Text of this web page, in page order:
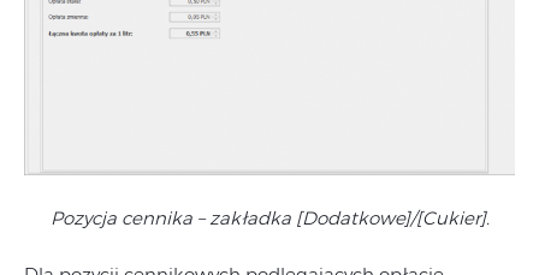
Pozycja cennika – zakładka [Dodatkowe]/[Cukier].